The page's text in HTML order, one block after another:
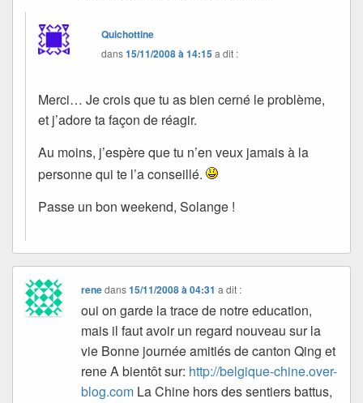
Quichottine
dans15/11/2008 à 14:15a dit :
Merci… Je crois que tu as bien cerné le problème,
et j’adore ta façon de réagir.
Au moins, j’espère que tu n’en veux jamais à la
personne qui te l’a conseillé.
Passe un bon weekend, Solange !
renedans15/11/2008 à 04:31 a dit :
oui on garde la trace de notre education,
mais il faut avoir un regard nouveau sur la
vie Bonne journée amitiés de canton Qing et
rene A bientôt sur: http://belgique-chine.over-
blog.com La Chine hors des sentiers battus,